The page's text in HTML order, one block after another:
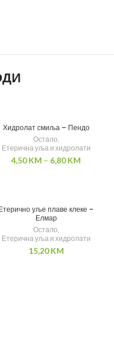
Хидролат смиља – Пендо
Остало,
Етерична уља и хидролати
4,50KM – 6,80KM
уље плаве клеке –
Елмар
Остало,
Етерична уља и хидролати
15,20KM